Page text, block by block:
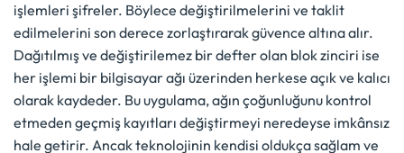
işlemleri şifreler. Böylece değiştirilmelerini ve taklit
edilmelerini son derece zorlaştırarak güvence altına alır.
Dağıtılmış ve değiştirilemez bir defter olan blok zinciri ise
her işlemi bir bilgisayar ağı üzerinden herkese açık ve kalıcı
olarak kaydeder. Bu uygulama, ağın çoğunluğunu kontrol
etmeden geçmiş kayıtları değiştirmeyi neredeyse imkânsız
hale getirir. Ancak teknolojinin kendisi oldukça sağlam ve